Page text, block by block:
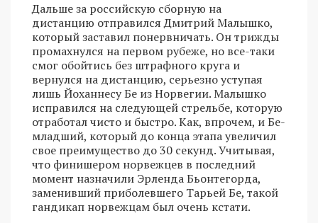
Дальше за российскую сборную на
дистанцию отправился Дмитрий Малышко,
который заставил понервничать. Он трижды
промахнулся на первом рубеже, но все-таки
смог обойтись без штрафного круга и
вернулся на дистанцию, серьезно уступая
лишь Йоханнесу Бе из Норвегии. Малышко
исправился на следующей стрельбе, которую
отработал чисто и быстро. Как, впрочем, и Бе-
младший, который до конца этапа увеличил
свое преимущество до 30 секунд. Учитывая,
что финишером норвежцев в последний
момент назначили Эрленда Бьонтегорда,
заменивший приболевшего Тарьей Бе, такой
гандикап норвежцам был очень кстати.